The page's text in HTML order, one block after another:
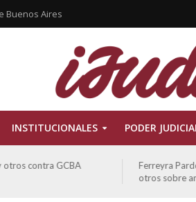
Buenos Aires
INSTITUCIONALES PODER
Ferreyra Pardo, Claudia Eva
otros sobre amparo-